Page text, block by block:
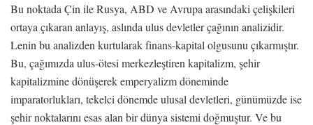
Bu noktada Çin ile Rusya, ABD ve Avrupa arasındaki çelişkileri
ortaya çıkaran anlayış, aslında ulus devletler çağının analizidir.
Lenin bu analizden kurtularak finans-kapital olgusunu çıkarmıştır.
Bu, çağımızda ulus-ötesi merkezleştiren kapitalizm, şehir
kapitalizmine dönüşerek emperyalizm döneminde
imparatorlukları, tekelci dönemde ulusal devletleri, günümüzde ise
şehir noktalarını esas alan bir dünya sistemi doğmuştur. Ve bu